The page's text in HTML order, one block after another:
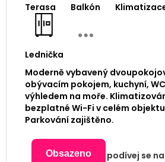
Terasa Balkón
Lednička
Moderně vybavený
obývacím pokojem, kuchyní,
výhledem na moře.
bezplatné Wi-Fi v celém
Parkování zajištěno.
Obsazeno podívej se